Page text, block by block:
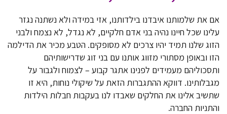
אם את שלמותנו איבדנו בילדותנו, אזי במידה ולא נשתנה נגזר
עלינו שכל חיינו נהיה בני אדם חלקיים, לא נגדל, לא נצמח ולבני
הזוג שלנו תמיד יהיו צרכים לא מסופקים. הטבע מכיר את הדילמה
הזו ובאופן מסתורי מזווג אותנו עם בני זוג שדרישותיהם
ותסכוליהם מעמידים לפנינו אתגר קבוע – לצמוח ולגבור על
מגבלותינו. דווקא ההתגברות הזאת על שיקולי נוחות, היא זו
שתשיב אלינו את החלקים שאבדו לנו בעקבות חבלות הילדות
והתניות החברה.